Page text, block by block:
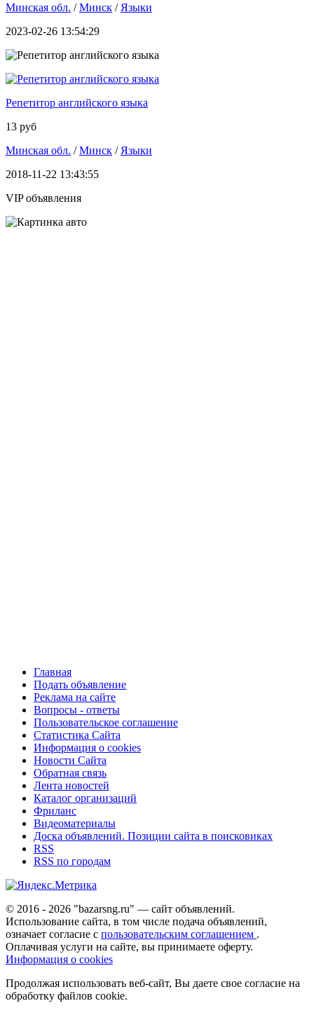
Минская обл. /Минск / Языки
2023-02-26 13:54:29
Репетитор английского языка
13 руб
Минская обл. /Минск / Языки
2018-11-22 13:43:55
VIP объявления
Главная
Подать объявление
Реклама на сайте
Вопросы - ответы
Пользовательское соглашение
Статистика Сайта
Информация о cookies
Новости Сайта
Обратная связь
Лента новостей
Каталог организаций
Фриланс
Видеоматериалы
Доска объявлений. Позиции сайта в поисковиках
RSS
RSS по городам
© 2016 - 2026 "bazarsng.ru" — сайт объявлений.
Использование сайта, в том числе подача объявлений,
означает согласие с пользовательским соглашением .
Оплачивая услуги на сайте, вы принимаете оферту.
Информация о cookies
Продолжая использовать веб-сайт, Вы даете свое согласие на
обработку файлов cookie.